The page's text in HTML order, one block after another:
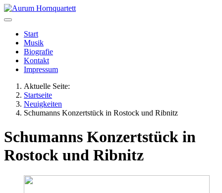
Start
Musik
Biografie
Kontakt
Impressum
Aktuelle Seite:
Startseite
Neuigkeiten
Schumanns Konzertstück in Rostock und Ribnitz
Schumanns Konzertstück in
Rostock und Ribnitz